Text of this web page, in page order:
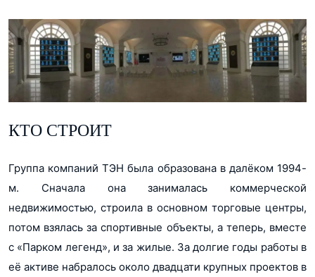
КТО СТРОИТ
Группа компаний ТЭН была образована в далёком 1994-
м. Сначала она занималась коммерческой
недвижимостью, строила в основном торговые центры,
потом взялась за спортивные объекты, а теперь, вместе
с «Парком легенд», и за жилые. За долгие годы работы в
её активе набралось около двадцати крупных проектов в